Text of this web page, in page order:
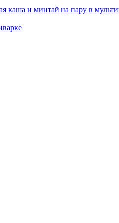
каша и минтай на пару в